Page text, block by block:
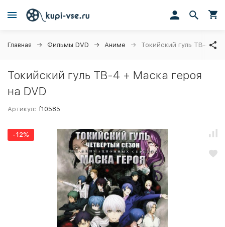
Главная Фильмы DVD Аниме Токийский гуль ТВ-4 +
Токийский гуль ТВ-4 + Маска героя
на DVD
Артикул: f10585
-12%